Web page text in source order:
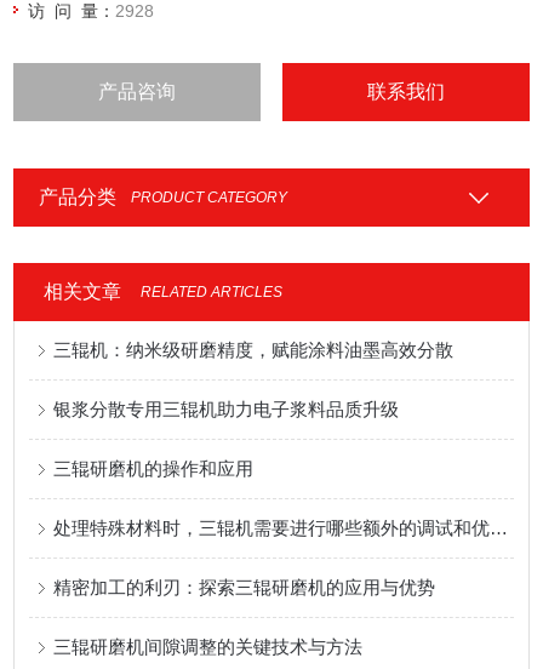
访 问 量： 2928
产品咨询 联系我们
产品分类 PRODUCT CATEGORY
相关文章 RELATED ARTICLES
三辊机：纳米级研磨精度，赋能涂料油墨高效分散
银浆分散专用三辊机助力电子浆料品质升级
三辊研磨机的操作和应用
处理特殊材料时，三辊机需要进行哪些额外的调试和优化工作？
精密加工的利刃：探索三辊研磨机的应用与优势
三辊研磨机间隙调整的关键技术与方法